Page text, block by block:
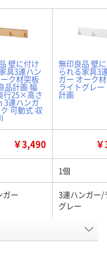
壁に付け
具3連ハン
ク材突板
品計画 幅
行25×高さ
3連ハンガ
可動式 収
無印良品 壁
られる家具3
ガー オーク
ライトグレー
計画
￥3,490
1個
ガー
3連ハンガー/
グレー
オーク材